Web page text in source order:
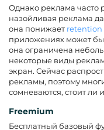
Однако реклама часто
назойливая реклама
она понижает retention
приложениях может
она ограничена
некоторые виды
экран. Сейчас
рекламы, поэтому
сомневаются, стоит ли
Freemium
Бесплатный базовый